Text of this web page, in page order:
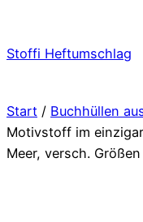
springen
Stoffi Heftumschlag
Start / Buchhüllen
Motivstoff im
Meer, versch. Größen